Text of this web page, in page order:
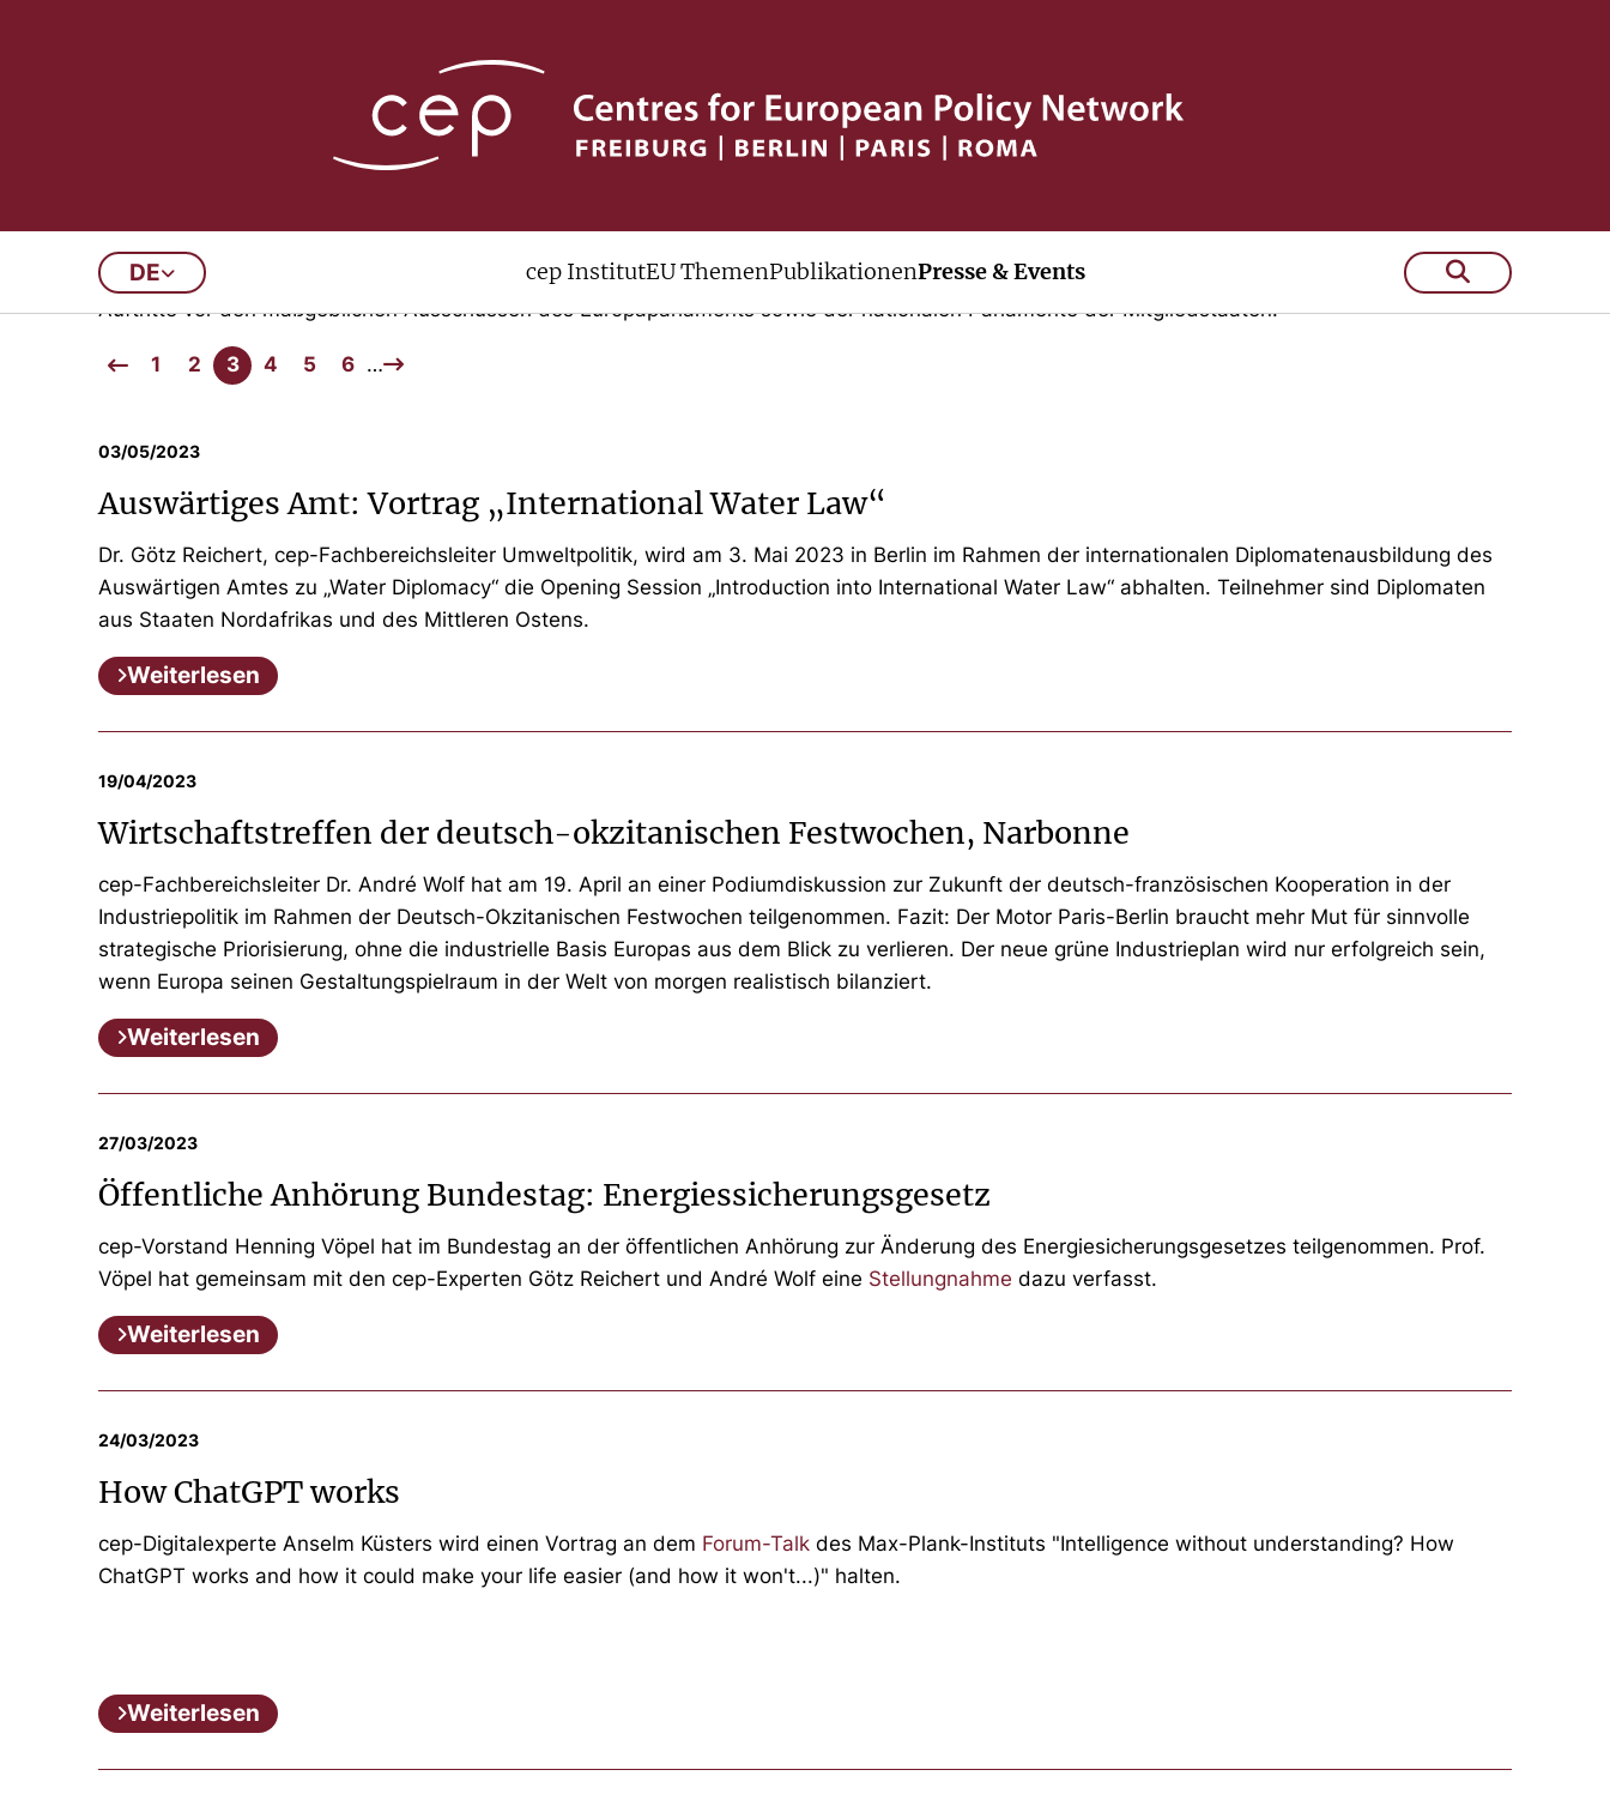
DE cep InstitutEU ThemenPublikationenPresse & Events
cepUnterwegs
Regelmäßig nehmen die Wissenschaftler des cep an hochrangig besetzten Symposien und Kongressen in ganz Europa teil. Hinzu kommen
Auftritte vor den maßgeblichen Ausschüssen des Europaparlaments sowie der nationalen Parlamente der Mitgliedstaaten.
1 2 3 4 5 6 …
03/05/2023
Auswärtiges Amt: Vortrag „International Water Law“
Dr. Götz Reichert, cep-Fachbereichsleiter Umweltpolitik, wird am 3. Mai 2023 in Berlin im Rahmen der internationalen Diplomatenausbildung des
Auswärtigen Amtes zu „Water Diplomacy“ die Opening Session „Introduction into International Water Law“ abhalten. Teilnehmer sind Diplomaten
aus Staaten Nordafrikas und des Mittleren Ostens.
Weiterlesen
19/04/2023
Wirtschaftstreffen der deutsch-okzitanischen Festwochen, Narbonne
cep-Fachbereichsleiter Dr. André Wolf hat am 19. April an einer Podiumdiskussion zur Zukunft der deutsch-französischen Kooperation in der
Industriepolitik im Rahmen der Deutsch-Okzitanischen Festwochen teilgenommen. Fazit: Der Motor Paris-Berlin braucht mehr Mut für sinnvolle
strategische Priorisierung, ohne die industrielle Basis Europas aus dem Blick zu verlieren. Der neue grüne Industrieplan wird nur erfolgreich sein,
wenn Europa seinen Gestaltungspielraum in der Welt von morgen realistisch bilanziert.
Weiterlesen
27/03/2023
Öffentliche Anhörung Bundestag: Energiessicherungsgesetz
cep-Vorstand Henning Vöpel hat im Bundestag an der öffentlichen Anhörung zur Änderung des Energiesicherungsgesetzes teilgenommen. Prof.
Vöpel hat gemeinsam mit den cep-Experten Götz Reichert und André Wolf eine Stellungnahme dazu verfasst.
Weiterlesen
24/03/2023
How ChatGPT works
cep-Digitalexperte Anselm Küsters wird einen Vortrag an dem Forum-Talk des Max-Plank-Instituts "Intelligence without understanding? How
ChatGPT works and how it could make your life easier (and how it won't...)" halten.
Weiterlesen